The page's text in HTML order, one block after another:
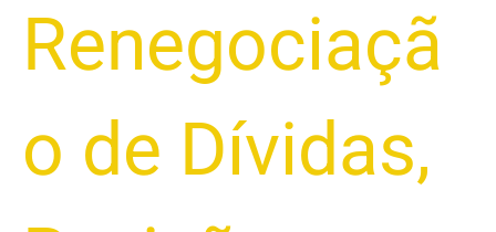
Renegociaçã
o de Dívidas,